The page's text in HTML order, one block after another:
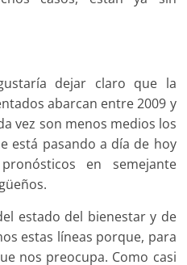
dejar claro que la
abarcan entre 2009 y
vez son menos medios los
está pasando a día de hoy
en semejante
estado del bienestar y de
estas líneas porque, para
nos preocupa. Como casi